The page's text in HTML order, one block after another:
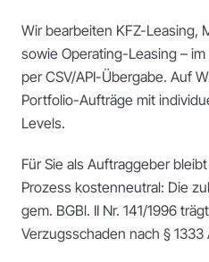
Wir bearbeiten KFZ-Leasing,
sowie Operating-Leasing –
per CSV/API-Übergabe. Auf
Portfolio-Aufträge mit
Levels.
Für Sie als Auftraggeber
Prozess kostenneutral: Die
gem. BGBl. II Nr. 141/1996
Verzugsschaden nach § 1333